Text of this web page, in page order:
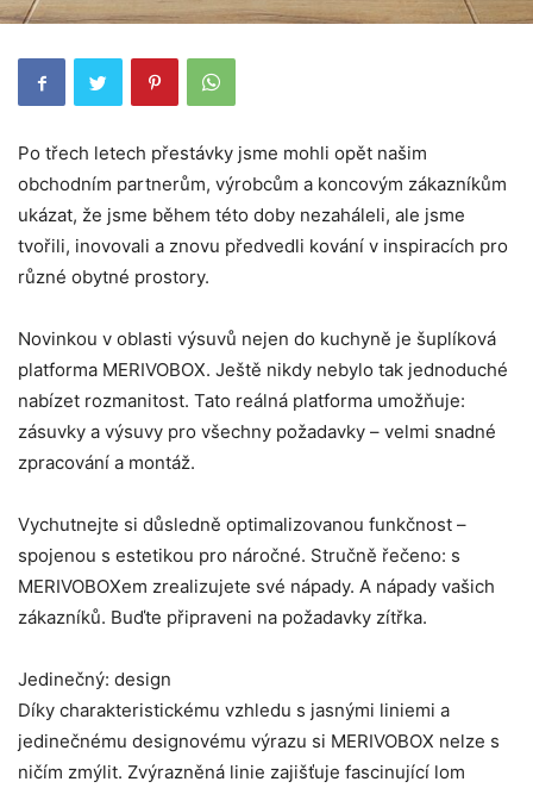
Po třech letech přestávky jsme mohli opět našim
obchodním partnerům, výrobcům a koncovým zákazníkům
ukázat, že jsme během této doby nezaháleli, ale jsme
tvořili, inovovali a znovu předvedli kování v inspiracích pro
různé obytné prostory.
Novinkou v oblasti výsuvů nejen do kuchyně je šuplíková
platforma MERIVOBOX. Ještě nikdy nebylo tak jednoduché
nabízet rozmanitost. Tato reálná platforma umožňuje:
zásuvky a výsuvy pro všechny požadavky – velmi snadné
zpracování a montáž.
Vychutnejte si důsledně optimalizovanou funkčnost –
spojenou s estetikou pro náročné. Stručně řečeno: s
MERIVOBOXem zrealizujete své nápady. A nápady vašich
zákazníků. Buďte připraveni na požadavky zítřka.
Jedinečný: design
Díky charakteristickému vzhledu s jasnými liniemi a
jedinečnému designovému výrazu si MERIVOBOX nelze s
ničím zmýlit. Zvýrazněná linie zajišťuje fascinující lom